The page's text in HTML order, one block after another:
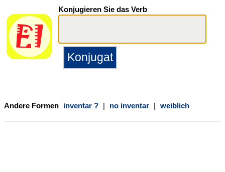
Konjugieren Sie das Verb
Andere Formen inventar ? | no inventar | weiblich